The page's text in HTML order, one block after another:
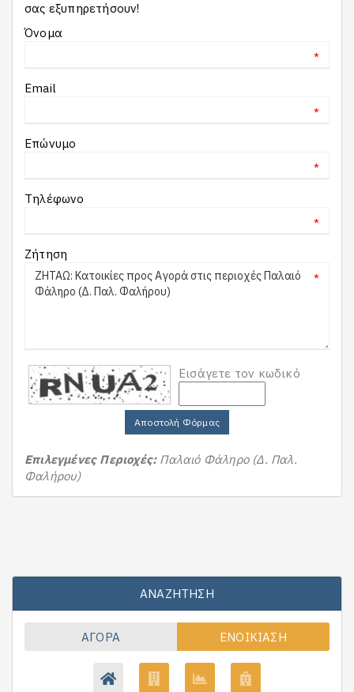
σας εξυπηρετήσουν!
Όνομα
*
Email
*
Επώνυμο
*
Τηλέφωνο
*
Ζήτηση
*
Εισάγετε τον κωδικό
Αποστολή Φόρμας
Επιλεγμένες Περιοχές: Παλαιό Φάληρο (Δ. Παλ.
Φαλήρου)
ΑΝΑΖΉΤΗΣΗ
ΑΓΟΡΆ ΕΝΟΙΚΊΑΣΗ